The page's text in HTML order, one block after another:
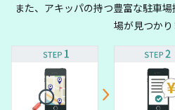
また、アキッパの持つ豊富な駐車
場が見つかり